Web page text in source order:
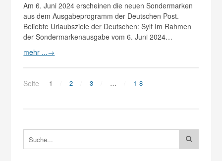
Am 6. Juni 2024 erscheinen die neuen Sondermarken
aus dem Ausgabeprogramm der Deutschen Post.
Beliebte Urlaubsziele der Deutschen: Sylt Im Rahmen
der Sondermarkenausgabe vom 6. Juni 2024…
mehr ...→
Seite 1 2 3 … 18